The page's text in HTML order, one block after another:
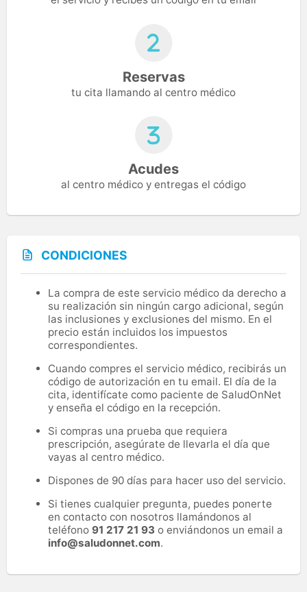
Reservas
tu cita llamando al centro médico
Acudes
al centro médico y entregas el código
CONDICIONES
La compra de este servicio médico da derecho a
su realización sin ningún cargo adicional, según
las inclusiones y exclusiones del mismo. En el
precio están incluidos los impuestos
correspondientes.
Cuando compres el servicio médico, recibirás un
código de autorización en tu email. El día de la
cita, identifícate como paciente de SaludOnNet
y enseña el código en la recepción.
Si compras una prueba que requiera
prescripción, asegúrate de llevarla el día que
vayas al centro médico.
Dispones de 90 días para hacer uso del servicio.
Si tienes cualquier pregunta, puedes ponerte
en contacto con nosotros llamándonos al
teléfono 91 217 21 93 o enviándonos un email a
info@saludonnet.com.